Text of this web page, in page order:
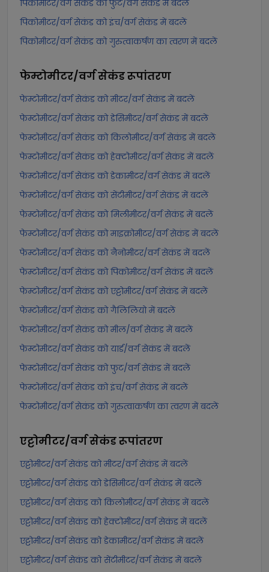
पिकोमीटर/वर्ग सेकंड को फुट/वर्ग सेकंड में बदलें
पिकोमीटर/वर्ग सेकंड को इंच/वर्ग सेकंड में बदलें
पिकोमीटर/वर्ग सेकंड को गुरुत्वाकर्षण का त्वरण में बदलें
फेम्टोमीटर/वर्ग सेकंडरूपांतरण
फेम्टोमीटर/वर्ग सेकंड को मीटर/वर्ग सेकंड में बदलें
फेम्टोमीटर/वर्ग सेकंड को डेसिमीटर/वर्ग सेकंड में बदलें
फेम्टोमीटर/वर्ग सेकंड को किलोमीटर/वर्ग सेकंड में बदलें
फेम्टोमीटर/वर्ग सेकंड को हेक्टोमीटर/वर्ग सेकंड में बदलें
फेम्टोमीटर/वर्ग सेकंड को डेकामीटर/वर्ग सेकंड में बदलें
फेम्टोमीटर/वर्ग सेकंड को सेंटीमीटर/वर्ग सेकंड में बदलें
फेम्टोमीटर/वर्ग सेकंड को मिलीमीटर/वर्ग सेकंड में बदलें
फेम्टोमीटर/वर्ग सेकंड को माइक्रोमीटर/वर्ग सेकंड में बदलें
फेम्टोमीटर/वर्ग सेकंड को नैनोमीटर/वर्ग सेकंड में बदलें
फेम्टोमीटर/वर्ग सेकंड को पिकोमीटर/वर्ग सेकंड में बदलें
फेम्टोमीटर/वर्ग सेकंड को एट्टोमीटर/वर्ग सेकंड में बदलें
फेम्टोमीटर/वर्ग सेकंड को गैलिलियो में बदलें
फेम्टोमीटर/वर्ग सेकंड को मील/वर्ग सेकंड में बदलें
फेम्टोमीटर/वर्ग सेकंड को यार्ड/वर्ग सेकंड में बदलें
फेम्टोमीटर/वर्ग सेकंड को फुट/वर्ग सेकंड में बदलें
फेम्टोमीटर/वर्ग सेकंड को इंच/वर्ग सेकंड में बदलें
फेम्टोमीटर/वर्ग सेकंड को गुरुत्वाकर्षण का त्वरण में बदलें
एट्टोमीटर/वर्ग सेकंडरूपांतरण
एट्टोमीटर/वर्ग सेकंड को मीटर/वर्ग सेकंड में बदलें
एट्टोमीटर/वर्ग सेकंड को डेसिमीटर/वर्ग सेकंड में बदलें
एट्टोमीटर/वर्ग सेकंड को किलोमीटर/वर्ग सेकंड में बदलें
एट्टोमीटर/वर्ग सेकंड को हेक्टोमीटर/वर्ग सेकंड में बदलें
एट्टोमीटर/वर्ग सेकंड को डेकामीटर/वर्ग सेकंड में बदलें
एट्टोमीटर/वर्ग सेकंड को सेंटीमीटर/वर्ग सेकंड में बदलें